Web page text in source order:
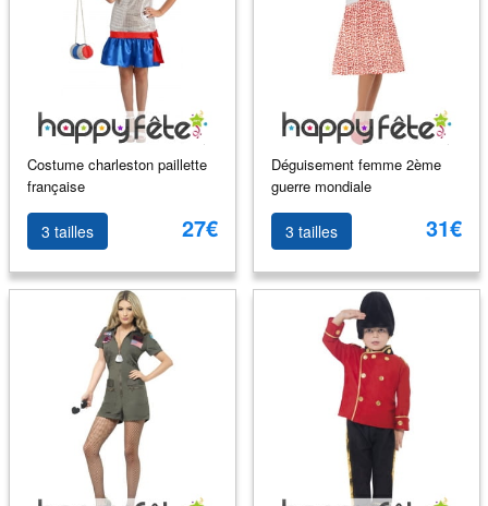
Costume charleston paillette
française
3 tailles 27€
Déguisement femme 2ème
guerre mondiale
3 tailles 31€